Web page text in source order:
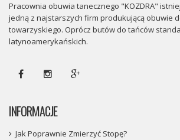
Pracownia obuwia tanecznego "KOZDRA"
jedną z najstarszych firm produkującą obuwie
towarzyskiego. Oprócz butów do tańców
latynoamerykańskich.
INFORMACJE
Jak Poprawnie Zmierzyć Stopę?